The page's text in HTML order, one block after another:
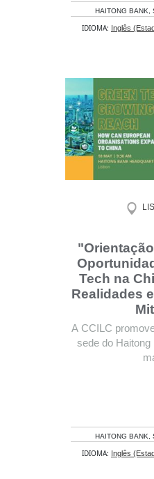
HAITONG BANK,
IDIOMA: Inglês
Tech na
Realidades
A CCILC
sede do Haitong
HAITONG BANK,
IDIOMA: Inglês